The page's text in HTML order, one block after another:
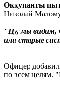
Оккупанты
Николай
"Ну, мы видим,
или старые
Офицер
по всем целям.